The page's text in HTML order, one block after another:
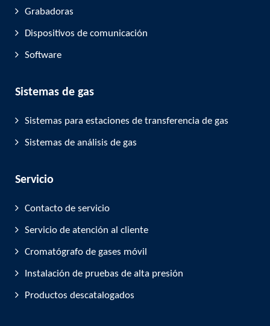
Grabadoras
Dispositivos de comunicación
Software
Sistemas de gas
Sistemas para estaciones de transferencia de gas
Sistemas de análisis de gas
Servicio
Contacto de servicio
Servicio de atención al cliente
Cromatógrafo de gases móvil
Instalación de pruebas de alta presión
Productos descatalogados